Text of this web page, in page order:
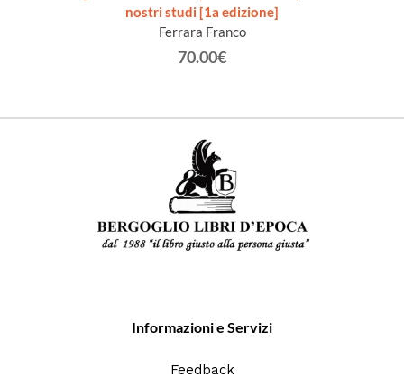
nostri studi [1a edizione]
Ferrara Franco
70.00€
Informazioni e Servizi
Feedback